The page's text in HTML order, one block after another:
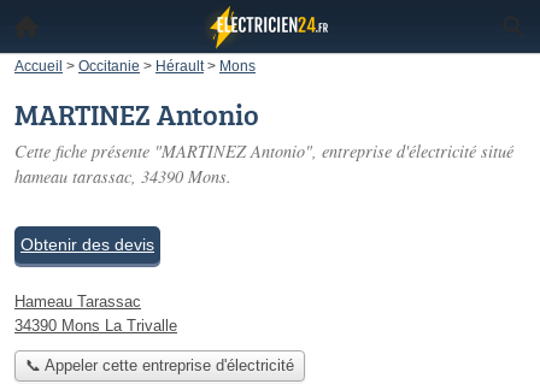
Accueil > Occitanie > Hérault > Mons
MARTINEZ Antonio
Cette fiche présente "MARTINEZ Antonio", entreprise d'électricité situé
hameau tarassac, 34390 Mons.
Obtenir des devis
Hameau Tarassac
34390 Mons La Trivalle
📞 Appeler cette entreprise d'électricité